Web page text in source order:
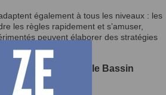
également à tous les niveaux : les
les règles rapidement et s’amuser,
peuvent élaborer des stratégies
la partie.
des joueurs sur le Bassin